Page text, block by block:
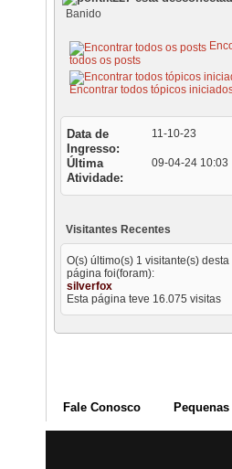
Banido
todos os posts
Encontrar todos tópicos
Data de
Ingresso
11-10-23
Última
Atividade
09-04-24 10:03
Visitantes Recentes
O(s) último(s) 1 visitante(s) desta
página foi(foram):
silverfox
Esta página teve 16.075 visitas
Fale Conosco